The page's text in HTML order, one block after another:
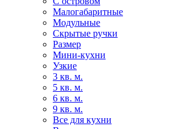
Малогабаритные
Модульные
Скрытые ручки
Размер
Мини-кухни
Узкие
3 кв. м.
5 кв. м.
6 кв. м.
9 кв. м.
Все для кухни